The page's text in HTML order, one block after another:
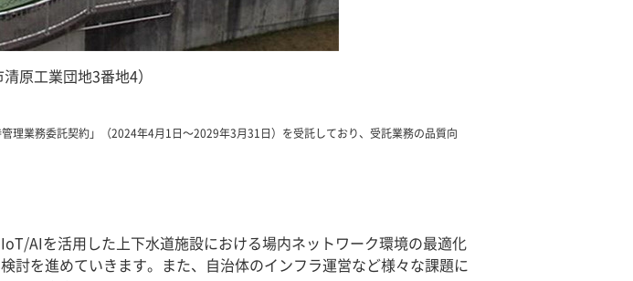
原工業団地3番地4）
理業務委託契約」（2024年4月1日～2029年3月31日）を受託しており、受託業務の品質向
AIを活用した上下水道施設における場内ネットワーク環境の最適化
討を進めていきます。また、自治体のインフラ運営など様々な課題に